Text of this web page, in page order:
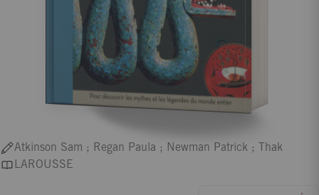
Atkinson Sam ; Regan Paula ; Newman Patrick ; Thak
LAROUSSE